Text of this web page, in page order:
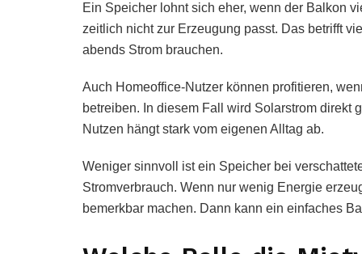
Ein Speicher lohnt sich eher, wenn der Balkon
zeitlich nicht zur Erzeugung passt. Das betrifft
abends Strom brauchen.
Auch Homeoffice-Nutzer können profitieren,
betreiben. In diesem Fall wird Solarstrom direkt
Nutzen hängt stark vom eigenen Alltag ab.
Weniger sinnvoll ist ein Speicher bei
Stromverbrauch. Wenn nur wenig Energie
bemerkbar machen. Dann kann ein einfaches